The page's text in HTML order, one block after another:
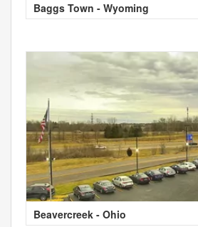
Baggs Town - Wyoming
Beavercreek - Ohio